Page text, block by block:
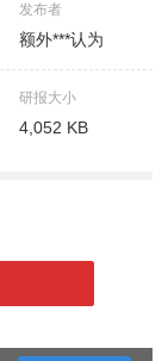
发布者
额外***认为
研报大小
4,052 KB